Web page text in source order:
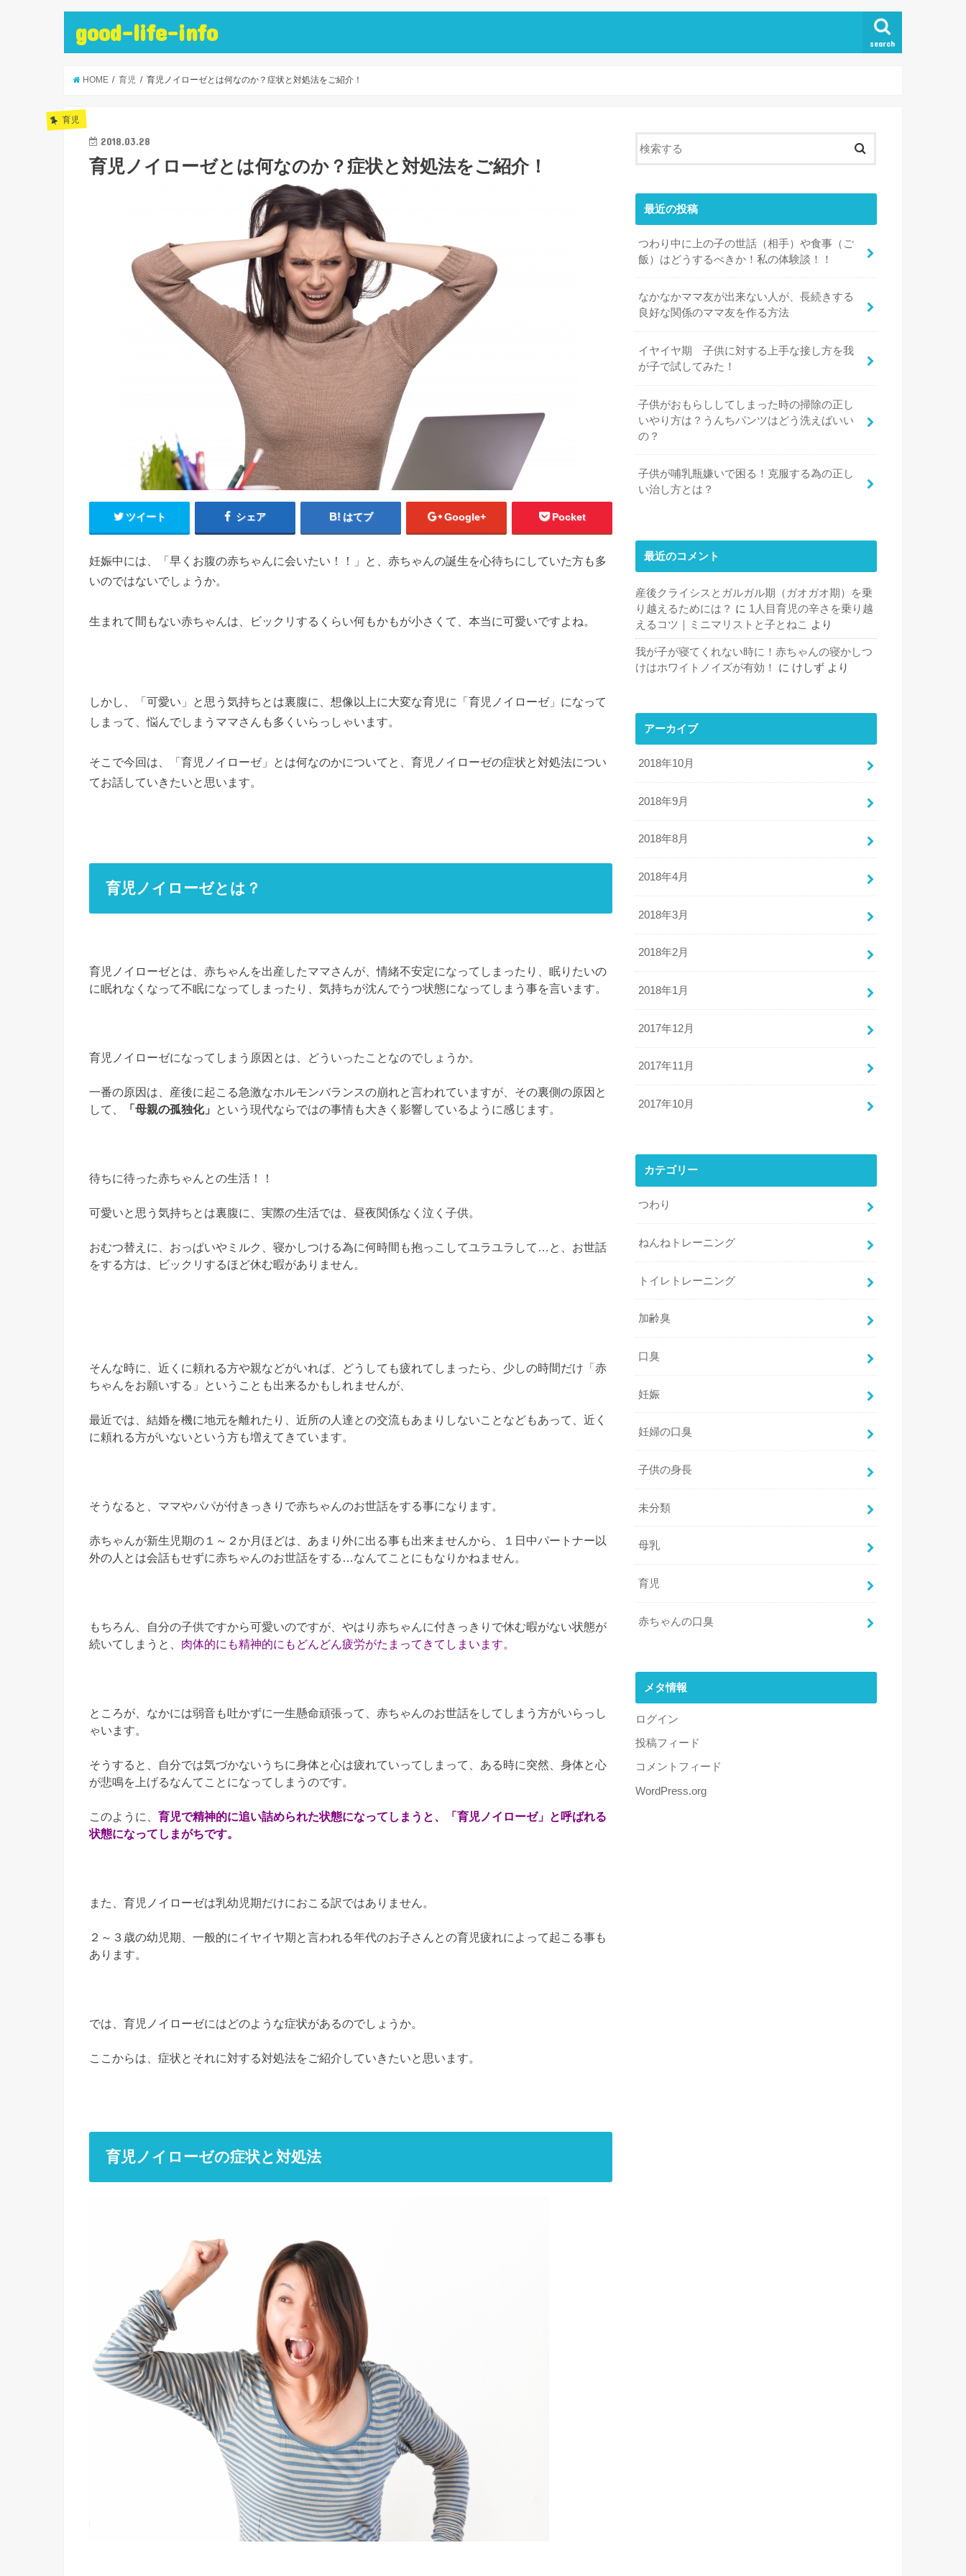
good-life-info search
HOME 育児 育児ノイローゼとは何なのか？症状と対処法をご紹介！
育児
2018.03.28
育児ノイローゼとは何なのか？症状と対処法をご紹介！
ツイート シェア はてブ Google+ Pocket
妊娠中には、「早くお腹の赤ちゃんに会いたい！！」と、赤ちゃんの誕生を心待ちにしていた方も多
いのではないでしょうか。
生まれて間もない赤ちゃんは、ビックリするくらい何もかもが小さくて、本当に可愛いですよね。
しかし、「可愛い」と思う気持ちとは裏腹に、想像以上に大変な育児に「育児ノイローゼ」になって
しまって、悩んでしまうママさんも多くいらっしゃいます。
そこで今回は、「育児ノイローゼ」とは何なのかについてと、育児ノイローゼの症状と対処法につい
てお話していきたいと思います。
育児ノイローゼとは？
育児ノイローゼとは、赤ちゃんを出産したママさんが、情緒不安定になってしまったり、眠りたいの
に眠れなくなって不眠になってしまったり、気持ちが沈んでうつ状態になってしまう事を言います。
育児ノイローゼになってしまう原因とは、どういったことなのでしょうか。
一番の原因は、産後に起こる急激なホルモンバランスの崩れと言われていますが、その裏側の原因と
して、
「母親の孤独化」 という現代ならではの事情も大きく影響しているように感じます。
待ちに待った赤ちゃんとの生活！！
可愛いと思う気持ちとは裏腹に、実際の生活では、昼夜関係なく泣く子供。
おむつ替えに、おっぱいやミルク、寝かしつける為に何時間も抱っこしてユラユラして…と、お世話
をする方は、ビックリするほど休む暇がありません。
そんな時に、近くに頼れる方や親などがいれば、どうしても疲れてしまったら、少しの時間だけ「赤
ちゃんをお願いする」ということも出来るかもしれませんが、
最近では、結婚を機に地元を離れたり、近所の人達との交流もあまりしないことなどもあって、近く
に頼れる方がいないという方も増えてきています。
そうなると、ママやパパが付きっきりで赤ちゃんのお世話をする事になります。
赤ちゃんが新生児期の１～２か月ほどは、あまり外に出る事も出来ませんから、１日中パートナー以
外の人とは会話もせずに赤ちゃんのお世話をする…なんてことにもなりかねません。
もちろん、自分の子供ですから可愛いのですが、やはり赤ちゃんに付きっきりで休む暇がない状態が
続いてしまうと
、肉体的にも精神的にもどんどん疲労がたまってきてしまいます。
ところが、なかには弱音も吐かずに一生懸命頑張って、赤ちゃんのお世話をしてしまう方がいらっし
ゃいます。
そうすると、自分では気づかないうちに身体と心は疲れていってしまって、ある時に突然、身体と心
が悲鳴を上げるなんてことになってしまうのです。
このように、 育児で精神的に追い詰められた状態になってしまうと、「育児ノイローゼ」と呼ばれる
状態になってしまがちです。
また、育児ノイローゼは乳幼児期だけにおこる訳ではありません。
２～３歳の幼児期、一般的にイヤイヤ期と言われる年代のお子さんとの育児疲れによって起こる事も
あります。
では、育児ノイローゼにはどのような症状があるのでしょうか。
ここからは、症状とそれに対する対処法をご紹介していきたいと思います。
育児ノイローゼの症状と対処法
最近の投稿
つわり中に上の子の世話（相手）や食事（ご
飯）はどうするべきか！私の体験談！！
なかなかママ友が出来ない人が、長続きする
良好な関係のママ友を作る方法
イヤイヤ期 子供に対する上手な接し方を我
が子で試してみた！
子供がおもらししてしまった時の掃除の正し
いやり方は？うんちパンツはどう洗えばいい
の？
子供が哺乳瓶嫌いで困る！克服する為の正し
い治し方とは？
最近のコメント
産後クライシスとガルガル期（ガオガオ期）を乗
り越えるためには？ に 1人目育児の辛さを乗り越
えるコツ｜ミニマリストと子とねこ より
我が子が寝てくれない時に！赤ちゃんの寝かしつ
けはホワイトノイズが有効！
に けしず より
アーカイブ
2018年10月
2018年9月
2018年8月
2018年4月
2018年3月
2018年2月
2018年1月
2017年12月
2017年11月
2017年10月
カテゴリー
つわり
ねんねトレーニング
トイレトレーニング
加齢臭
口臭
妊娠
妊婦の口臭
子供の身長
未分類
母乳
育児
赤ちゃんの口臭
メタ情報
ログイン
投稿フィード
コメントフィード
WordPress.org